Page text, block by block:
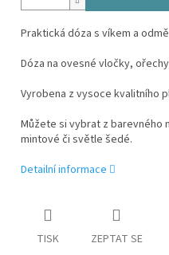
Praktická dóza s víkem a
Dóza na ovesné vločky,
Vyrobena z vysoce kvalitního
Můžete si vybrat z barevného
mintové či světle šedé.
Detailní informace
TISK ZEPTAT SE